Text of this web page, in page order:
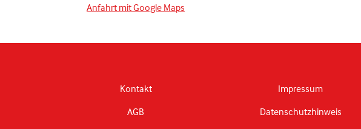
Anfahrt mit Google Maps
Kontakt
AGB
Impressum
Datenschutzhinweis